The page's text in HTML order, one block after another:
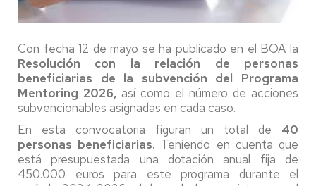
Con fecha 12 de mayo se ha publicado en el BOA la
Resolución con la relación de personas
beneficiarias de la subvención del Programa
Mentoring 2026, así como el número de acciones
subvencionables asignadas en cada caso.
En esta convocatoria figuran un total de 40
personas beneficiarias. Teniendo en cuenta que
está presupuestada una dotación anual fija de
450.000 euros para este programa durante el